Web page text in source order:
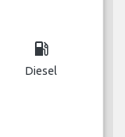
local_gas_station
Diesel